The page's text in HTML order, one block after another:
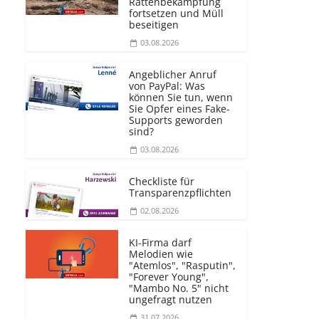
fortsetzen und Müll
beseitigen
03.08.2026
Angeblicher Anruf
von PayPal: Was
können Sie tun, wenn
Sie Opfer eines Fake-
Supports geworden
sind?
03.08.2026
Checkliste für
Transparenz­pflichten
02.08.2026
KI-Firma darf
Melodien wie
"Atemlos", "Rasputin",
"Forever Young",
"Mambo No. 5" nicht
ungefragt nutzen